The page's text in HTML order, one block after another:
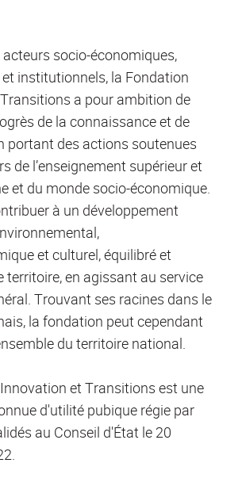
acteurs socio-économiques,
institutionnels, la Fondation
a pour ambition de
de la connaissance et de
portant des actions soutenues
de l’enseignement supérieur et
et du monde socio-économique.
à un développement
et culturel, équilibré et
territoire, en agissant au service
Trouvant ses racines dans le
la fondation peut cependant
du territoire national.
et Transitions est une
d'utilité pubique régie par
au Conseil d'État le 20